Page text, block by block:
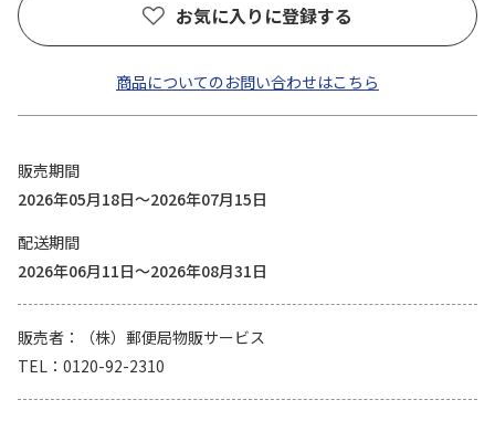
お気に入りに登録する
商品についてのお問い合わせはこちら
販売期間
2026年05月18日～2026年07月15日
配送期間
2026年06月11日～2026年08月31日
販売者
（株）郵便局物販サービス
TEL
0120-92-2310